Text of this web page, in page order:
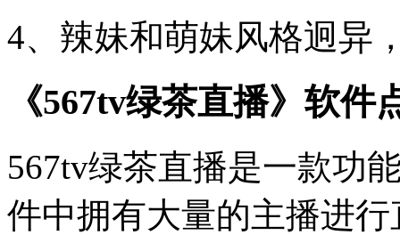
4、辣妹和萌妹风格迥异
《567tv绿茶直播》软件
567tv绿茶直播是一款功
件中拥有大量的主播进